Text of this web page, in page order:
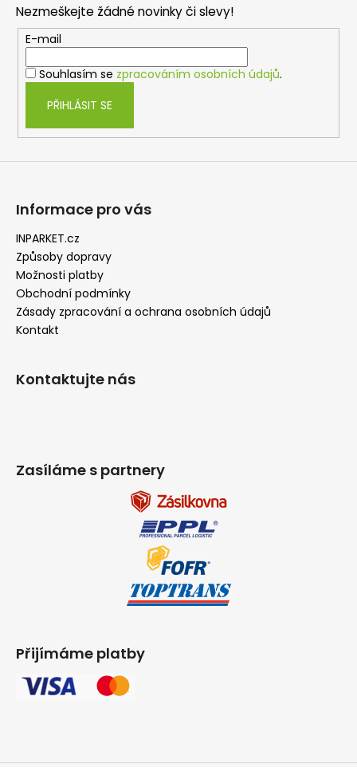
a
c
í
p
r
y
Nezmeškejte žádné novinky či slevy!
E-mail
Souhlasím se zpracováním osobních údajů.
PŘIHLÁSIT SE
Informace pro vás
INPARKET.cz
Způsoby dopravy
Možnosti platby
Obchodní podmínky
Zásady zpracování a ochrana osobních údajů
Kontakt
Kontaktujte nás
Zasíláme s partnery
Přijímáme platby